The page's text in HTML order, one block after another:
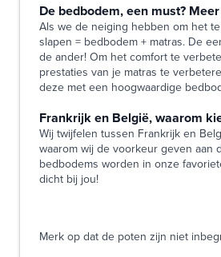
De bedbodem, een must?
Als we de neiging hebben om het
slapen = bedbodem + matras. De
de ander! Om het comfort te
prestaties van je matras te
deze met een hoogwaardige
Frankrijk en België, waarom
Wij twijfelen tussen Frankrijk en
waarom wij de voorkeur geven aan
bedbodems worden in onze
dicht bij jou!
Merk op dat de poten zijn niet